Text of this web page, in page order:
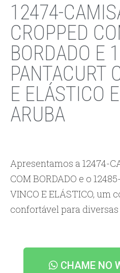
12474-
CROPPED
BORDADO E
PANTACURT
E ELÁSTICO
ARUBA
Apresentamos a 12474-
COM BORDADO e o
VINCO E ELÁSTICO, um
confortável para diversas
CHAME NO